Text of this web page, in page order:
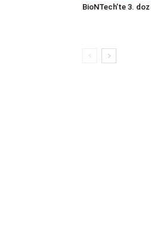
BioNTech’te 3.